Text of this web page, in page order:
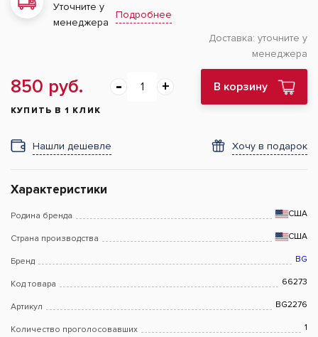
Уточните у
менеджера
Подробнее
Доставка: уточните у
менеджера
850 руб. В корзину
КУПИТЬ В 1 КЛИК
Нашли дешевле Хочу в подарок
Характеристики
Родина бренда США
Страна производства США
Бренд BG
Код товара 66273
Артикул BG2276
Количество проголосовавших 1